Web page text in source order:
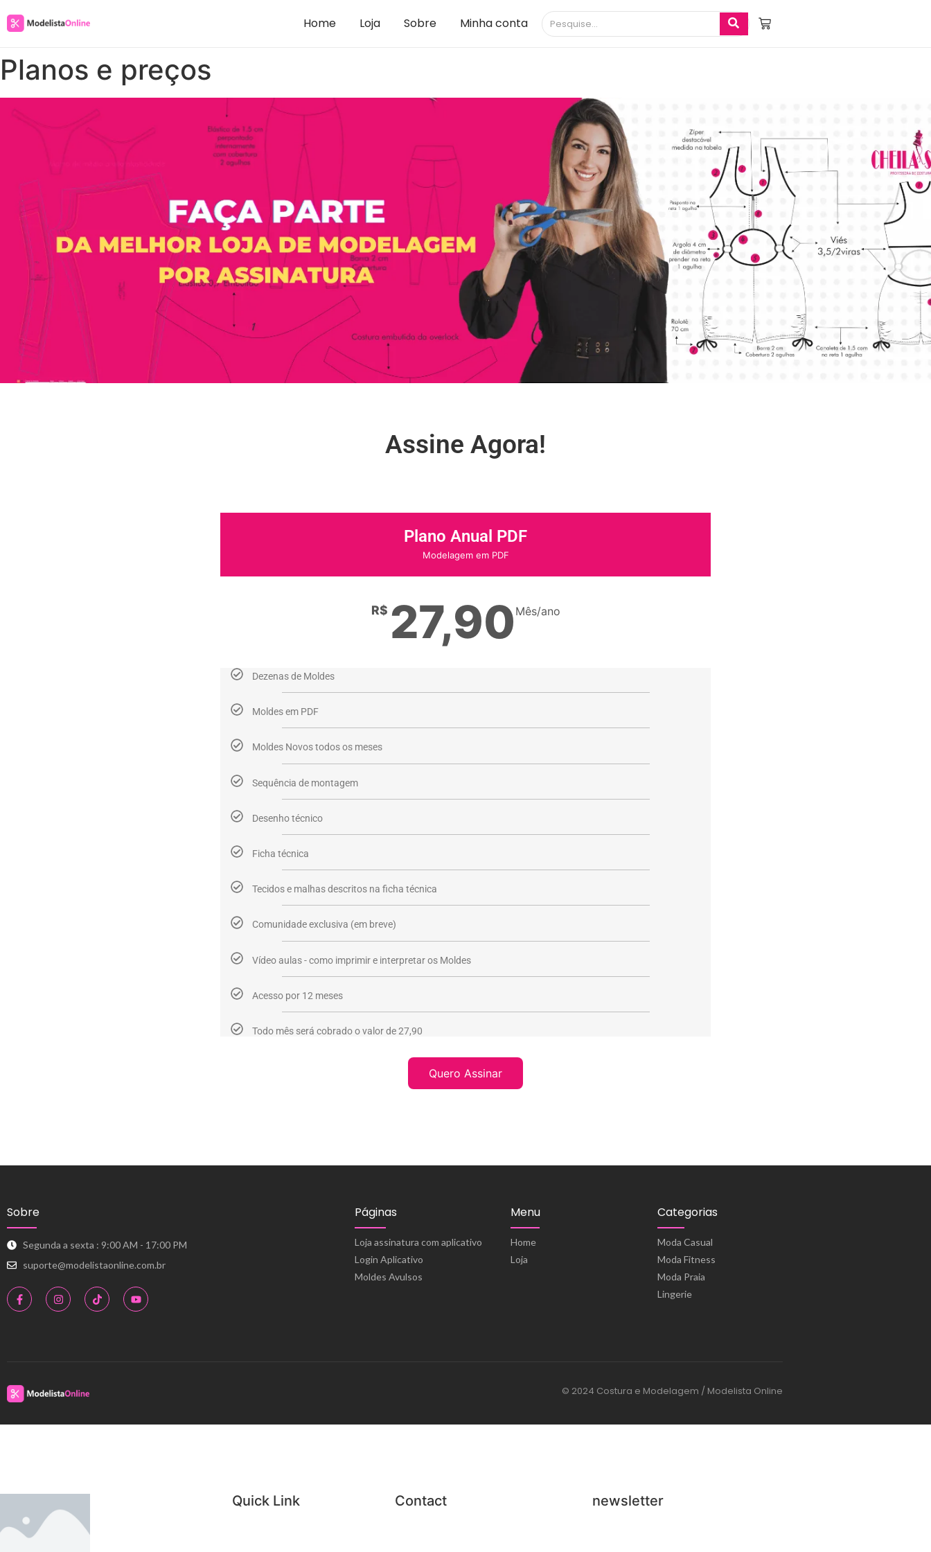
Home Loja Sobre Minha conta
Planos e preços
Assine Agora!
Plano Anual PDF
Modelagem em PDF
R$ 27,90 Mês/ano
Dezenas de Moldes
Moldes em PDF
Moldes Novos todos os meses
Sequência de montagem
Desenho técnico
Ficha técnica
Tecidos e malhas descritos na ficha técnica
Comunidade exclusiva (em breve)
Vídeo aulas - como imprimir e interpretar os Moldes
Acesso por 12 meses
Todo mês será cobrado o valor de 27,90
Quero Assinar
Sobre
Segunda a sexta : 9:00 AM - 17:00 PM
suporte@modelistaonline.com.br
Páginas
Loja assinatura com aplicativo
Login Aplicativo
Moldes Avulsos
Menu
Home
Loja
Categorias
Moda Casual
Moda Fitness
Moda Praia
Lingerie
© 2024 Costura e Modelagem / Modelista Online
Quick Link Contact newsletter